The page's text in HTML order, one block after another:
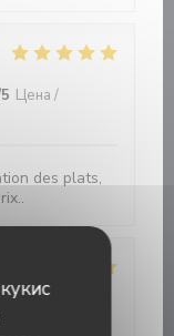
Цена /
des plats,